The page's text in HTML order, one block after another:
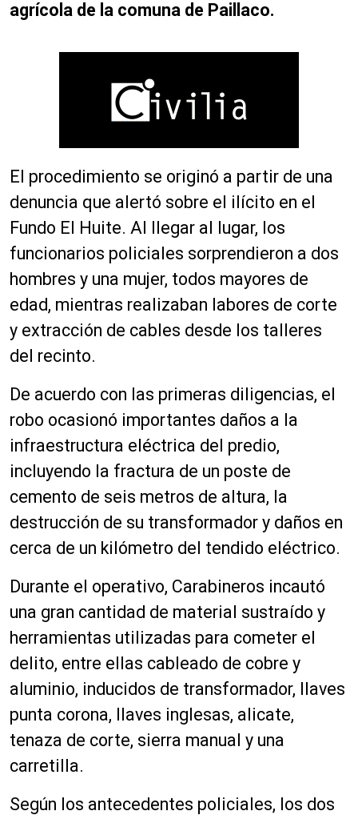
agrícola de la comuna de Paillaco.
El procedimiento se originó a partir de una
denuncia que alertó sobre el ilícito en el
Fundo El Huite. Al llegar al lugar, los
funcionarios policiales sorprendieron a dos
hombres y una mujer, todos mayores de
edad, mientras realizaban labores de corte
y extracción de cables desde los talleres
del recinto.
De acuerdo con las primeras diligencias, el
robo ocasionó importantes daños a la
infraestructura eléctrica del predio,
incluyendo la fractura de un poste de
cemento de seis metros de altura, la
destrucción de su transformador y daños en
cerca de un kilómetro del tendido eléctrico.
Durante el operativo, Carabineros incautó
una gran cantidad de material sustraído y
herramientas utilizadas para cometer el
delito, entre ellas cableado de cobre y
aluminio, inducidos de transformador, llaves
punta corona, llaves inglesas, alicate,
tenaza de corte, sierra manual y una
carretilla.
Según los antecedentes policiales, los dos